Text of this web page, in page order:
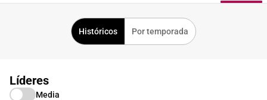
Históricos Por temporada
Líderes
Media